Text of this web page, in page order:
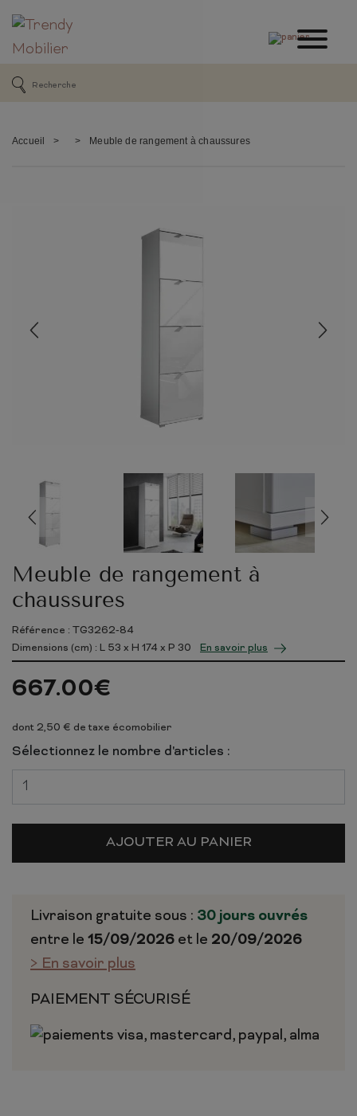
Accueil > > Meuble de rangement à chaussures
Meuble de rangement à
chaussures
Référence : TG3262-84
Dimensions (cm) : L 53 x H 174 x P 30 En savoir plus
667.00€
dont 2,50 € de taxe écomobilier
Sélectionnez le nombre d'articles :
AJOUTER AU PANIER
Livraison gratuite sous : 30 jours ouvrés
entre le 15/09/2026 et le 20/09/2026
> En savoir plus
PAIEMENT SÉCURISÉ